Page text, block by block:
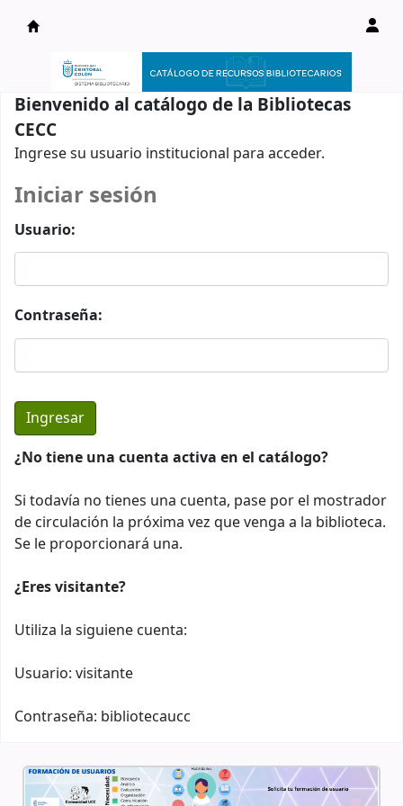
Catálogo en línea
Bienvenido al catálogo de la Bibliotecas
CECC
Ingrese su usuario institucional para acceder.
Iniciar sesión
Usuario:
Contraseña:
¿No tiene una cuenta activa en el catálogo?
Si todavía no tienes una cuenta, pase por el mostrador
de circulación la próxima vez que venga a la biblioteca.
Se le proporcionará una.
¿Eres visitante?
Utiliza la siguiene cuenta:
Usuario: visitante
Contraseña: bibliotecaucc